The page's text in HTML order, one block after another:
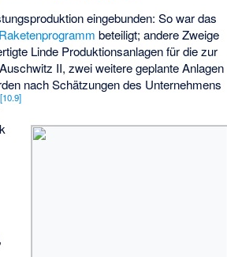
eingebunden: So war das
beteiligt; andere Zweige
Linde Produktionsanlagen für die zur
Auschwitz II, zwei weitere geplante Anlagen
nach Schätzungen des Unternehmens
[10.9]